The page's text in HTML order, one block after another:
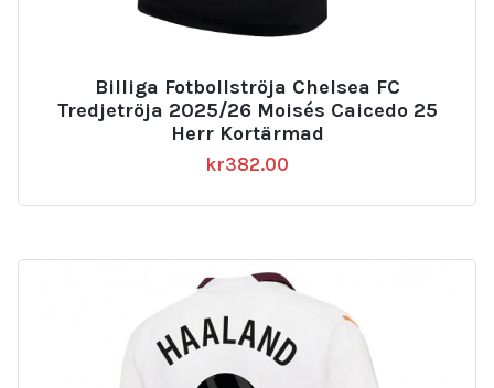
Billiga Fotbollströja Chelsea FC
Tredjetröja 2025/26 Moisés Caicedo 25
Herr Kortärmad
kr382.00